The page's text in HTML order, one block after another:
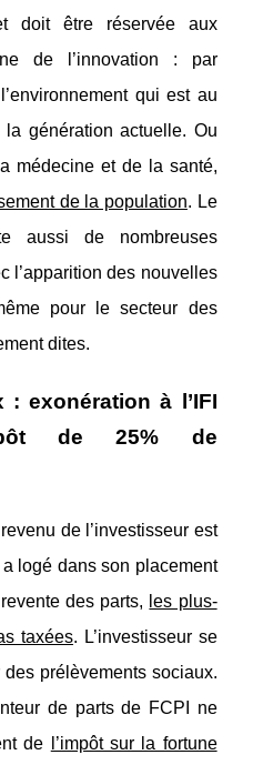
doit être réservée aux
de l’innovation : par
qui est au
génération actuelle. Ou
médecine et de la santé,
de la population. Le
aussi de nombreuses
l’apparition des nouvelles
pour le secteur des
dites.
exonération à l’IFI
de 25% de
de l’investisseur est
logé dans son placement
des parts, les plus-
taxées. L’investisseur se
prélèvements sociaux.
de parts de FCPI ne
de
l’impôt sur la fortune